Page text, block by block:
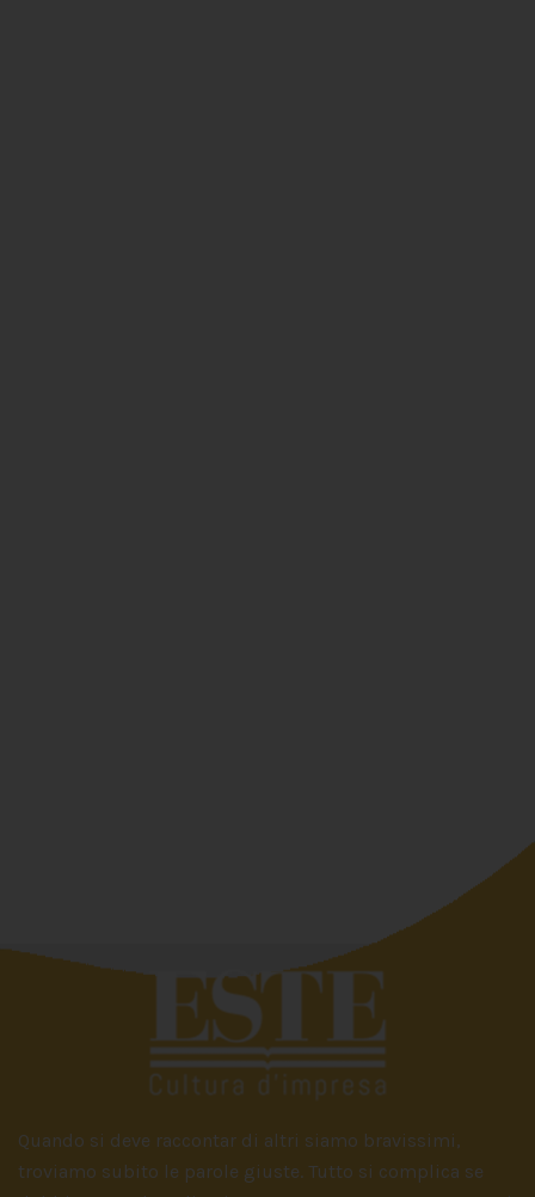
Quando si deve raccontar di altri siamo bravissimi,
troviamo subito le parole giuste. Tutto si complica se